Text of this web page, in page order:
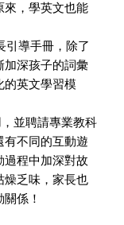
來，學英文也能
引導手冊，除了
加深孩子的詞彙
的英文學習模
並聘請專業教科
有不同的互動遊
過程中加深對故
燥乏味，家長也
係！